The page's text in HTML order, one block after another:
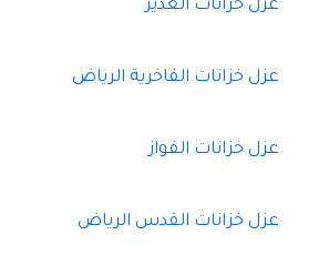
عزل خزانات الغدير
عزل خزانات الفاخرية الرياض
عزل خزانات الفواز
عزل خزانات القدس الرياض